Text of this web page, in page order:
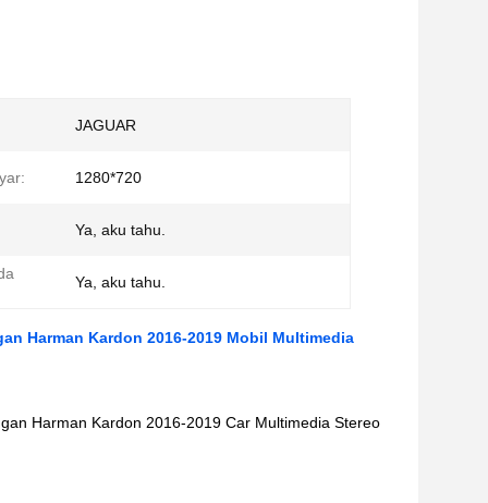
JAGUAR
1280*720
Ya, aku tahu.
Ya, aku tahu.
Harman Kardon 2016-2019 Mobil Multimedia
Harman Kardon 2016-2019 Car Multimedia Stereo